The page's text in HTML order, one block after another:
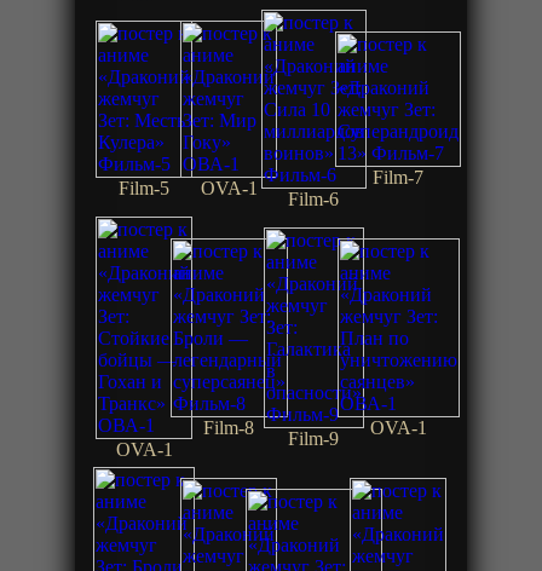
Film-5 OVA-1
Film-6
Film-7
OVA-1
Film-8
Film-9
OVA-1